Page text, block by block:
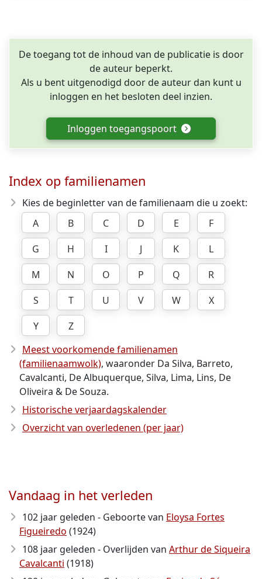
De toegang tot de inhoud van de publicatie is door
de auteur beperkt.
Als u bent uitgenodigd door de auteur dan kunt u
inloggen en het besloten deel inzien.
Inloggen toegangspoort
Index op familienamen
Kies de beginletter van de familienaam die u zoekt:
A
B C D E
F
G
H I J K
L
M
N O P Q
R
S
T U V W
X
Y
Z
Meest voorkomende familienamen
(familienaamwolk), waaronder Da Silva, Barreto,
Cavalcanti, De Albuquerque, Silva, Lima, Lins, De
Oliveira & De Souza.
Historische verjaardagskalender
Overzicht van overledenen (per jaar)
Vandaag in het verleden
102 jaar geleden - Geboorte van Eloysa Fortes
Figueiredo (1924)
108 jaar geleden - Overlijden van Arthur de Siqueira
Cavalcanti (1918)